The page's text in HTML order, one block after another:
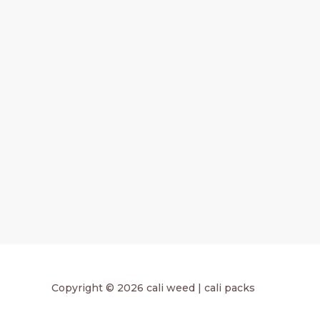
Copyright © 2026 cali weed | cali packs